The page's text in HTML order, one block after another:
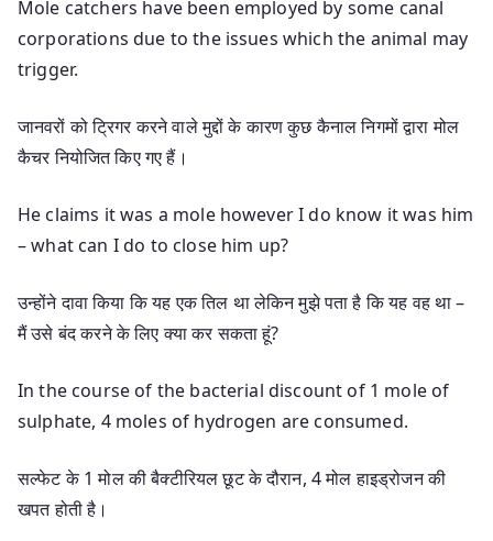
Mole catchers have been employed by some canal
corporations due to the issues which the animal may
trigger.
जानवरों को ट्रिगर करने वाले मुद्दों के कारण कुछ कैनाल निगमों द्वारा मोल
कैचर नियोजित किए गए हैं।
He claims it was a mole however I do know it was him
– what can I do to close him up?
उन्होंने दावा किया कि यह एक तिल था लेकिन मुझे पता है कि यह वह था –
मैं उसे बंद करने के लिए क्या कर सकता हूं?
In the course of the bacterial discount of 1 mole of
sulphate, 4 moles of hydrogen are consumed.
सल्फेट के 1 मोल की बैक्टीरियल छूट के दौरान, 4 मोल हाइड्रोजन की
खपत होती है।